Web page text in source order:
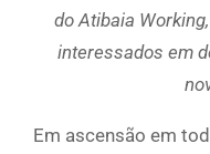
do Atibaia
interessados em
Em ascensão em